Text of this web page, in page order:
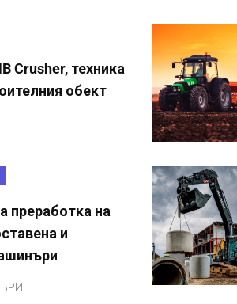
Crusher, техника
обект
преработка на
и